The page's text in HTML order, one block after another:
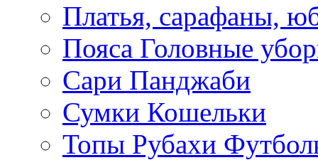
Платья, сарафаны,
Пояса Головные
Сари Панджаби
Сумки Кошельки
Топы Рубахи